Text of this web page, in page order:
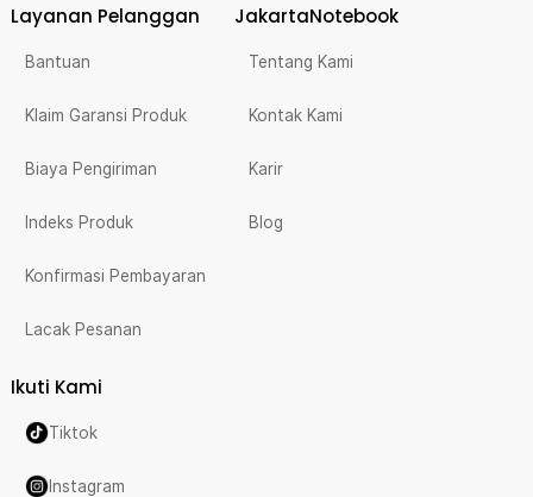
Layanan Pelanggan
Bantuan
Klaim Garansi Produk
Biaya Pengiriman
Indeks Produk
Konfirmasi Pembayaran
Lacak Pesanan
JakartaNotebook
Tentang Kami
Kontak Kami
Karir
Blog
Ikuti Kami
Tiktok
Instagram